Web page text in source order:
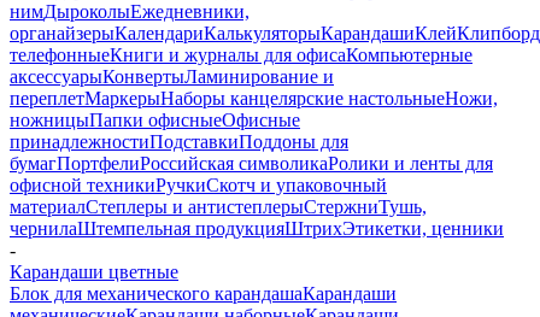
нимДыроколыЕжедневники,
органайзерыКалендариКалькуляторыКарандашиКлей
телефонныеКниги и журналы для офисаКомпьютерные
аксессуарыКонвертыЛаминирование и
переплетМаркерыНаборы канцелярские настольныеНожи,
ножницыПапки офисныеОфисные
принадлежностиПодставкиПоддоны для
бумагПортфелиРоссийская символикаРолики и ленты для
офисной техникиРучкиСкотч и упаковочный
материалСтеплеры и антистеплерыСтержниТушь,
чернилаШтемпельная продукцияШтрихЭтикетки, ценники
-
Карандаши цветные
Блок для механического карандашаКарандаши